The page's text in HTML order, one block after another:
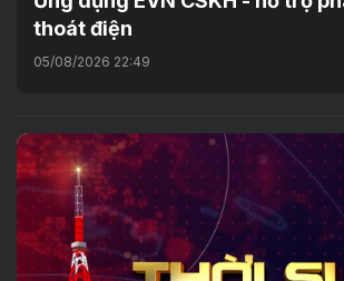
thoát điện
05/08/2026 22:49